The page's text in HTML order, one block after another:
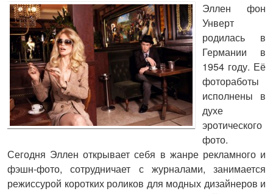
Эллен фон
Унверт
родилась в
Германии в
1954 году. Её
фотоработы
исполнены в
духе
эротического
фото.
Сегодня Эллен открывает себя в жанре рекламного и
фэшн-фото, сотрудничает с журналами, занимается
режиссурой коротких роликов для модных дизайнеров и